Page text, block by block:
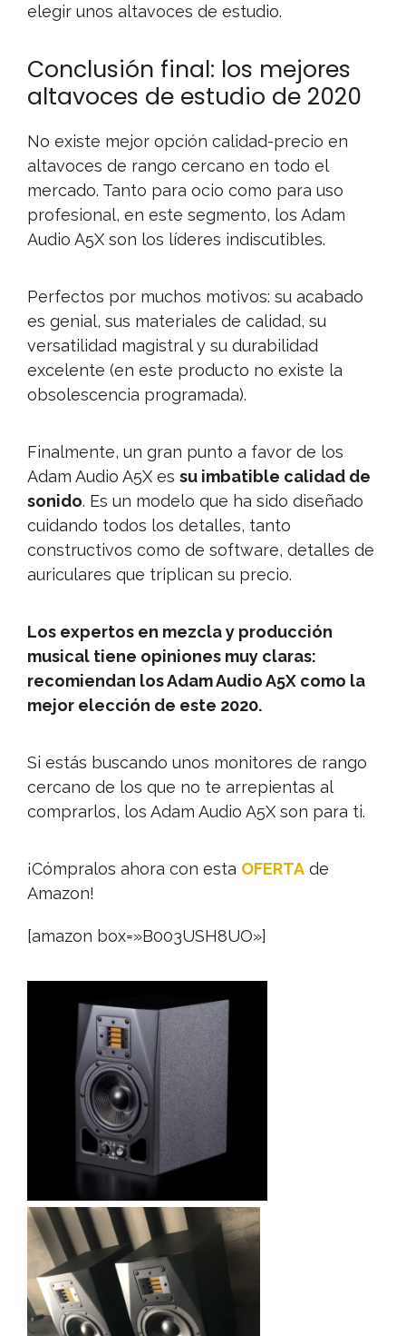
elegir unos altavoces de estudio.
Conclusión final: los mejores
altavoces de estudio de 2020
No existe mejor opción calidad-precio en
altavoces de rango cercano en todo el
mercado. Tanto para ocio como para uso
profesional, en este segmento, los Adam
Audio A5X son los líderes indiscutibles.
Perfectos por muchos motivos: su acabado
es genial, sus materiales de calidad, su
versatilidad magistral y su durabilidad
excelente (en este producto no existe la
obsolescencia programada).
Finalmente, un gran punto a favor de los
Adam Audio A5X es su imbatible calidad de
sonido. Es un modelo que ha sido diseñado
cuidando todos los detalles, tanto
constructivos como de software, detalles de
auriculares que triplican su precio.
Los expertos en mezcla y producción
musical tiene opiniones muy claras:
recomiendan los Adam Audio A5X como la
mejor elección de este 2020.
Si estás buscando unos monitores de rango
cercano de los que no te arrepientas al
comprarlos, los Adam Audio A5X son para ti.
¡Cómpralos ahora con esta OFERTA de
Amazon!
[amazon box=»B003USH8UO»]